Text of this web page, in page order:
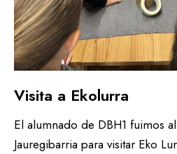
Visita a Ekolurra
El alumnado de DBH1 fuimos
Jauregibarria para visitar Eko